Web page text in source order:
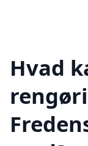
Hvad